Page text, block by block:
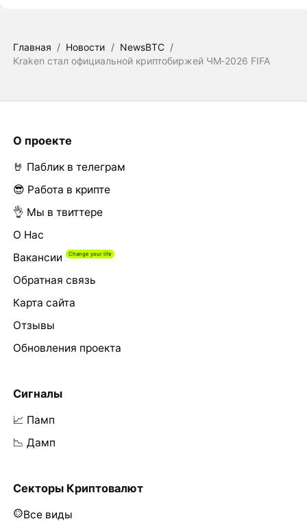
Главная / Новости / NewsBTC /
Kraken стал официальной криптобиржей ЧМ‑2026 FIFA
О проекте
🤘 Паблик в телеграм
😎 Работа в крипте
👌 Мы в твиттере
О Нас
Вакансии
Обратная связь
Карта сайта
Отзывы
Обновления проекта
Сигналы
📈 Памп
📉 Дамп
Секторы Криптовалют
Все виды